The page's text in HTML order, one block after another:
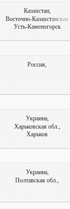
Казахстан,
Восточно-Казахстанская
обл.,
Усть-Каменогорск
Россия,
Украина,
Харьковская обл.,
Харьков
Украина,
Полтавская обл.,